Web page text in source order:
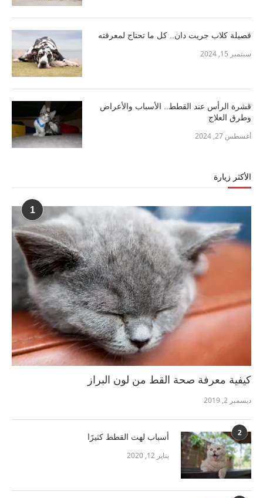
فصيلة كلاب جريت دان.. كل ما تحتاج لمعرفته
سبتمبر 15, 2024
قشرة الرأس عند القطط.. الأسباب والأعراض
وطرق العلاج
أغسطس 27, 2024
الأكثر زيارة
1
كيفية معرفة صحة القط من لون البراز
ديسمبر 2, 2019
2 أسباب لهث القطط كثيرًا
يناير 12, 2020